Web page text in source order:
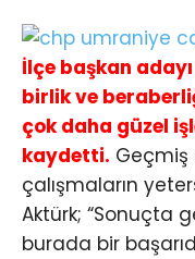
İlçe başkan
birlik ve
çok daha güzel
kaydetti. Geçmiş
çalışmaların
Aktürk; “Sonuçta
burada bir